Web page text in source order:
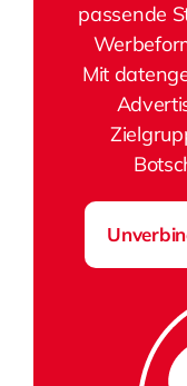
passende
Mit